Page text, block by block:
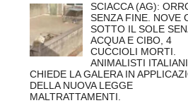
SCIACCA (AG):
SENZA FINE. NOVE
SOTTO IL SOLE
ACQUA E CIBO, 4
CUCCIOLI MORTI.
ANIMALISTI ITALIANI
CHIEDE LA GALERA IN
DELLA NUOVA LEGGE
MALTRATTAMENTI.